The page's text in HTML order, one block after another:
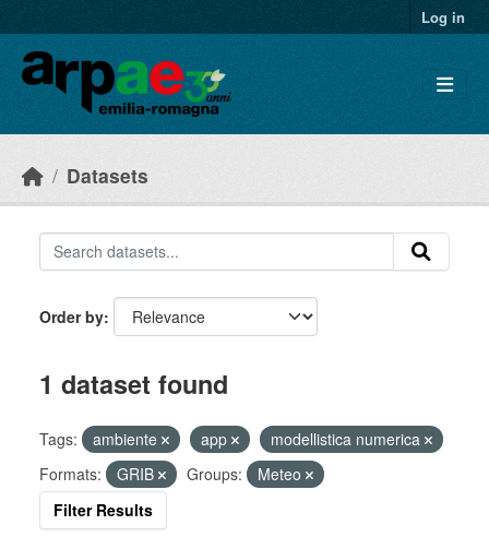
Log in
Datasets
Order by
1 dataset found
Tags: ambiente app
modellistica numerica
Formats:
GRIB Groups:
Meteo
Filter Results